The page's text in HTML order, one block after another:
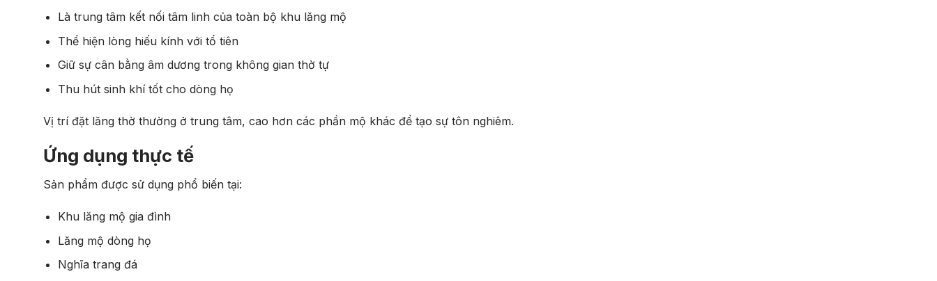
Là trung tâm kết nối tâm linh của toàn bộ khu lăng mộ
Thể hiện lòng hiếu kính với tổ tiên
Giữ sự cân bằng âm dương trong không gian thờ tự
Thu hút sinh khí tốt cho dòng họ
Vị trí đặt lăng thờ thường ở trung tâm, cao hơn các phần mộ khác để tạo sự tôn nghiêm.
Ứng dụng thực tế
Sản phẩm được sử dụng phổ biến tại:
Khu lăng mộ gia đình
Lăng mộ dòng họ
Nghĩa trang đá